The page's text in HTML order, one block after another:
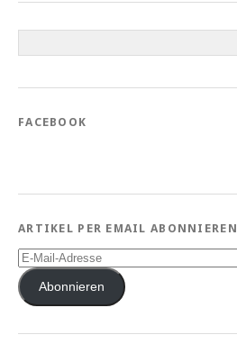
FACEBOOK
ARTIKEL PER EMAIL ABONNIEREN
E-
Mail-
AdresseAbonnieren